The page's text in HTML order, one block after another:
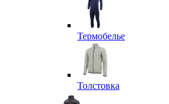
Термобелье
Толстовка